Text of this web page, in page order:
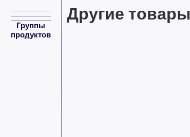
Группы
продуктов
Другие товары